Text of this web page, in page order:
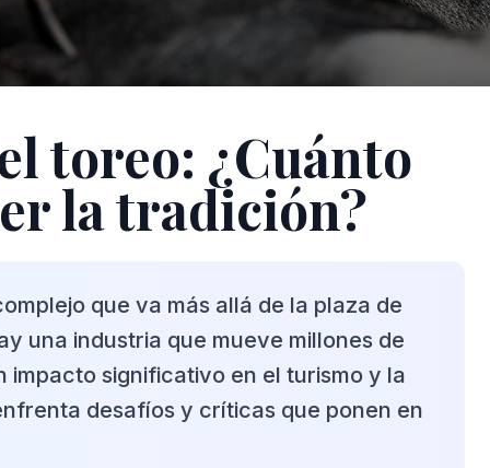
toreo: ¿Cuánto
la tradición?
que va más allá de la plaza de
una industria que mueve millones de
impacto significativo en el turismo y la
desafíos y críticas que ponen en